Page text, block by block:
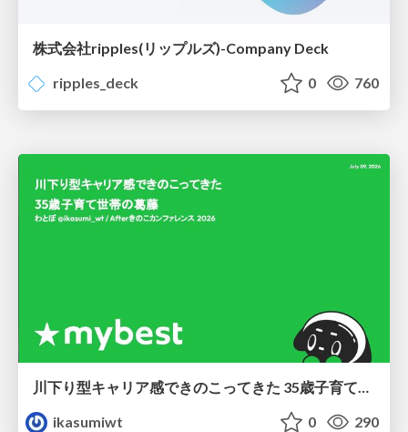
株式会社ripples(リップルズ)-Company Deck
ripples_deck
0 760
川下り型キャリア感できのこってきた 35歳子育て世帯の葛藤
ikasumiwt
0 290